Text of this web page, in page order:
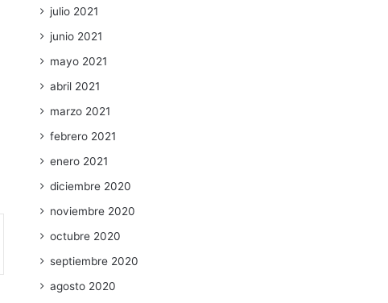
julio 2021
junio 2021
mayo 2021
abril 2021
marzo 2021
febrero 2021
enero 2021
diciembre 2020
noviembre 2020
octubre 2020
septiembre 2020
agosto 2020